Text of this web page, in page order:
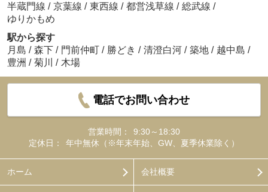
半蔵門線 / 京葉線 / 東西線 / 都営浅草線 / 総武線 /
ゆりかもめ
駅から探す
月島 / 森下 / 門前仲町 / 勝どき / 清澄白河 / 築地 / 越中島 /
豊洲 / 菊川 / 木場
電話でお問い合わせ
営業時間：
9:30～18:30
定休日：
年中無休（※年末年始、GW、夏季休業除く）
ホーム 会社概要